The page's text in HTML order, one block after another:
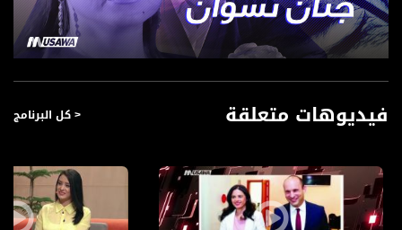
فيديوهات متعلقة < كل البرنامج